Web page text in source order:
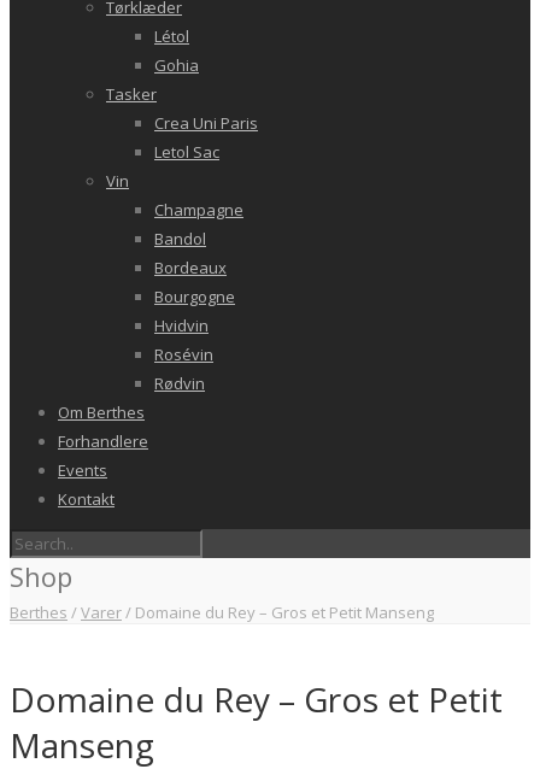
Tørklæder
Létol
Gohia
Tasker
Crea Uni Paris
Letol Sac
Vin
Champagne
Bandol
Bordeaux
Bourgogne
Hvidvin
Rosévin
Rødvin
Om Berthes
Forhandlere
Events
Kontakt
Shop
Berthes /Varer/ Domaine du Rey – Gros et Petit Manseng
Domaine du Rey – Gros et Petit
Manseng